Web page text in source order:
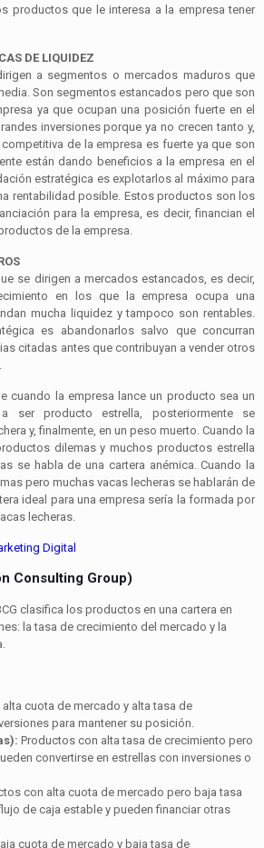
productos que le interesa a la empresa tener
DE LIQUIDEZ
a segmentos o mercados maduros que
Son segmentos estancados pero que son
ya que ocupan una posición fuerte en el
inversiones porque ya no crecen tanto y,
de la empresa es fuerte ya que son
están dando beneficios a la empresa en el
estratégica es explotarlos al máximo para
rentabilidad posible. Estos productos son los
para la empresa, es decir, financian el
de la empresa.
se dirigen a mercados estancados, es decir,
en los que la empresa ocupa una
mucha liquidez y tampoco son rentables.
es abandonarlos salvo que concurran
citadas antes que contribuyan a vender otros
cuando la empresa lance un producto sea un
ser producto estrella, posteriormente se
y, finalmente, en un peso muerto. Cuando la
dilemas y muchos productos estrella
se habla de una cartera anémica. Cuando la
pero muchas vacas lecheras se hablarán de
ideal para una empresa sería la formada por
lecheras.
Digital
Consulting Group)
clasifica los productos en una cartera en
la tasa de crecimiento del mercado y la
cuota de mercado y alta tasa de
para mantener su posición.
Productos con alta tasa de crecimiento pero
convertirse en estrellas con inversiones o
con alta cuota de mercado pero baja tasa
de caja estable y pueden financiar otras
cuota de mercado y baja tasa de